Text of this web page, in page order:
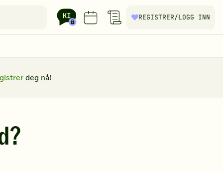
REGISTRER/LOGG INN
deg nå!